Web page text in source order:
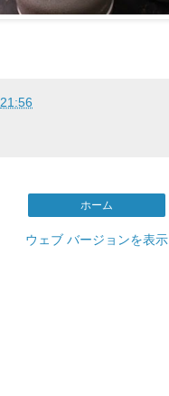
21:56
ホーム
ウェブ バージョンを表示